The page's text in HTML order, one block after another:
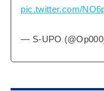
pic.twitter.com/
— S-UPO